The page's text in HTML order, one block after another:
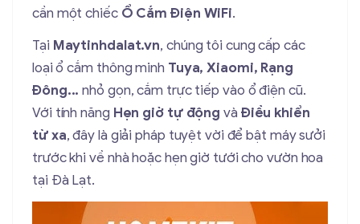
cần một chiếc Ổ Cắm Điện WiFi.
Tại Maytinhdalat.vn, chúng tôi cung cấp các
loại ổ cắm thông minh Tuya, Xiaomi, Rạng
Đông... nhỏ gọn, cắm trực tiếp vào ổ điện cũ.
Với tính năng Hẹn giờ tự động và Điều khiển
từ xa, đây là giải pháp tuyệt vời để bật máy sưởi
trước khi về nhà hoặc hẹn giờ tưới cho vườn hoa
tại Đà Lạt.